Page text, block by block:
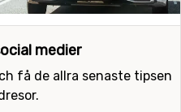
medier
få de allra senaste tipsen